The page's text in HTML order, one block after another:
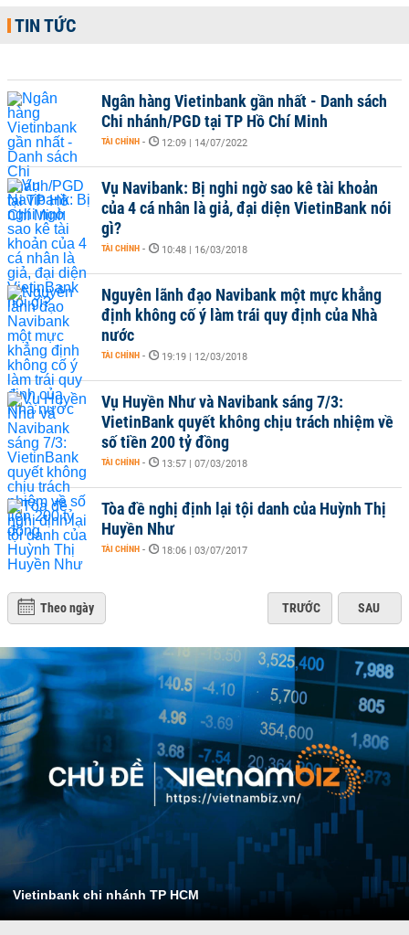
TIN TỨC
Ngân hàng Vietinbank gần nhất - Danh sách
Chi nhánh/PGD tại TP Hồ Chí Minh
TÀI CHÍNH - 12:09 | 14/07/2022
Vụ Navibank: Bị nghi ngờ sao kê tài khoản
của 4 cá nhân là giả, đại diện VietinBank nói
gì?
TÀI CHÍNH - 10:48 | 16/03/2018
Nguyên lãnh đạo Navibank một mực khẳng
định không cố ý làm trái quy định của Nhà
nước
TÀI CHÍNH - 19:19 | 12/03/2018
Vụ Huyền Như và Navibank sáng 7/3:
VietinBank quyết không chịu trách nhiệm về
số tiền 200 tỷ đồng
TÀI CHÍNH - 13:57 | 07/03/2018
Tòa đề nghị định lại tội danh của Huỳnh Thị
Huyền Như
TÀI CHÍNH - 18:06 | 03/07/2017
Theo ngày TRƯỚC SAU
Vietinbank chi nhánh TP HCM